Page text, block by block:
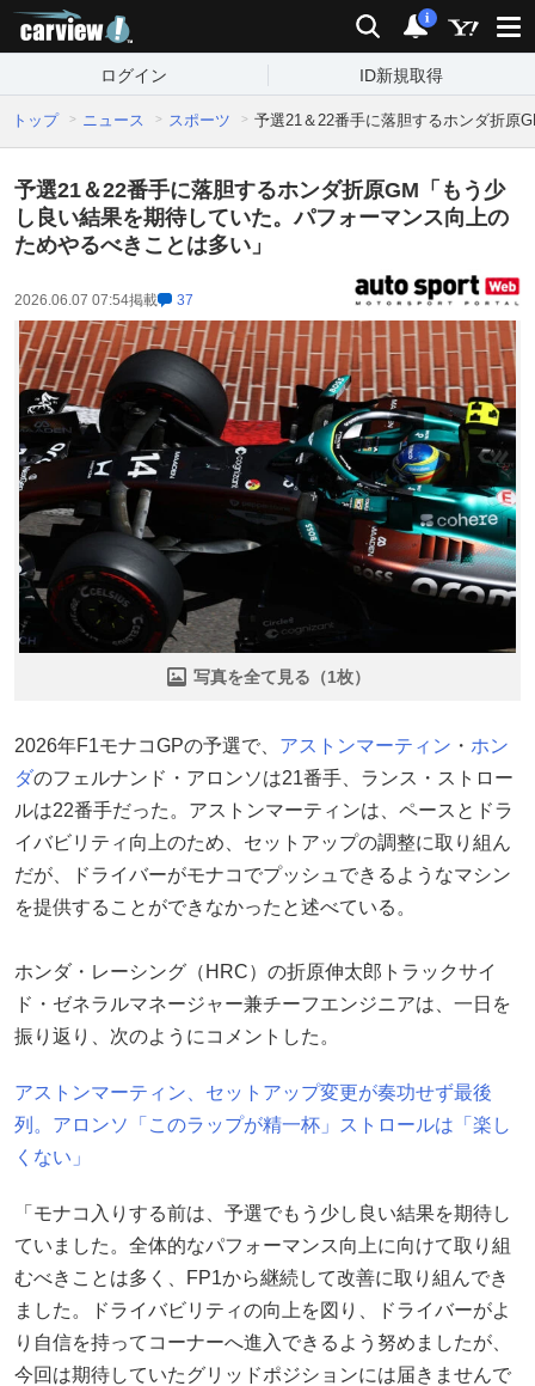
検索 通知
i
ログイン ID新規取得
トップ ニュース スポーツ 予選21＆22番手に落胆するホンダ折原
予選21＆22番手に落胆するホンダ折原GM「もう少
し良い結果を期待していた。パフォーマンス向上の
ためやるべきことは多い」
2026.06.07 07:54掲載 37
写真を全て見る（1枚）
2026年F1モナコGPの予選で、 アストンマーティン ・ ホン
ダのフェルナンド・アロンソは21番手、ランス・ストロー
ルは22番手だった。アストンマーティンは、ペースとドラ
イバビリティ向上のため、セットアップの調整に取り組ん
だが、ドライバーがモナコでプッシュできるようなマシン
を提供することができなかったと述べている。
ホンダ・レーシング（HRC）の折原伸太郎トラックサイ
ド・ゼネラルマネージャー兼チーフエンジニアは、一日を
振り返り、次のようにコメントした。
アストンマーティン、セットアップ変更が奏功せず最後
列。アロンソ「このラップが精一杯」ストロールは「楽し
くない」
「モナコ入りする前は、予選でもう少し良い結果を期待し
ていました。全体的なパフォーマンス向上に向けて取り組
むべきことは多く、FP1から継続して改善に取り組んでき
ました。ドライバビリティの向上を図り、ドライバーがよ
り自信を持ってコーナーへ進入できるよう努めましたが、
今回は期待していたグリッドポジションには届きませんで